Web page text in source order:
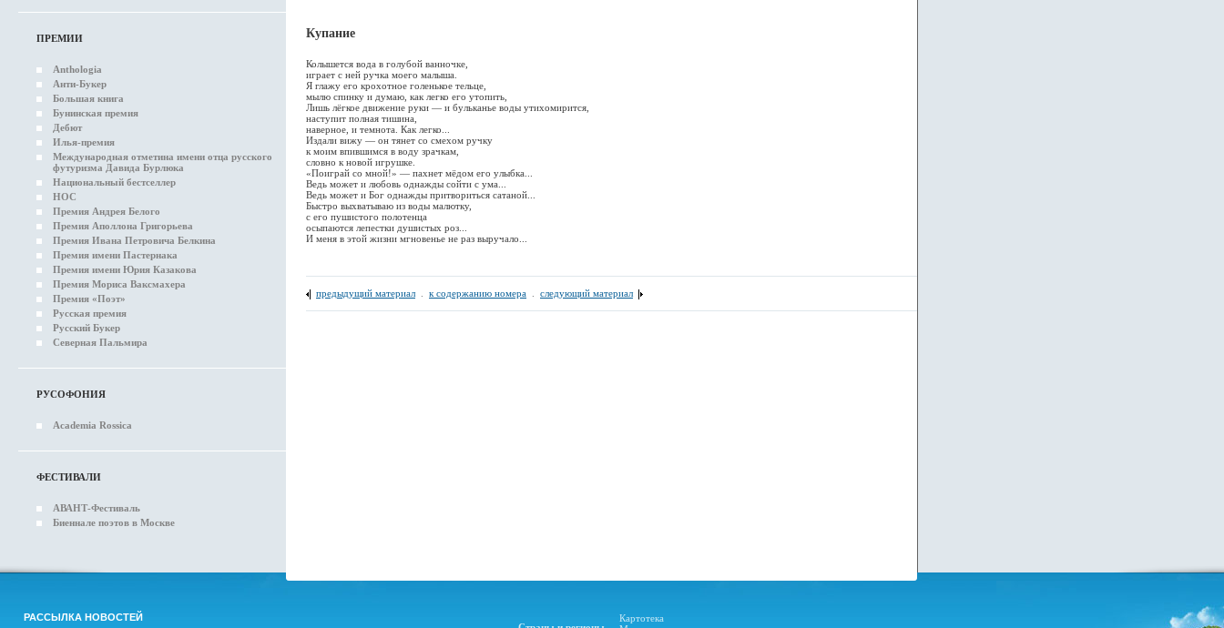
ПРЕМИИ
Anthologia
Анти-Букер
Большая книга
Бунинская премия
Дебют
Илья-премия
Международная отметина имени отца русского
футуризма Давида Бурлюка
Национальный бестселлер
НОС
Премия Андрея Белого
Премия Аполлона Григорьева
Премия Ивана Петровича Белкина
Премия имени Пастернака
Премия имени Юрия Казакова
Премия Мориса Ваксмахера
Премия «Поэт»
Русская премия
Русский Букер
Северная Пальмира
РУСОФОНИЯ
Academia Rossica
ФЕСТИВАЛИ
АВАНТ-Фестиваль
Биеннале поэтов в Москве
Купание
Колышется вода в голубой ванночке,
играет с ней ручка моего малыша.
Я глажу его крохотное голенькое тельце,
мылю спинку и думаю, как легко его утопить,
Лишь лёгкое движение руки — и бульканье воды утихомирится,
наступит полная тишина,
наверное, и темнота. Как легко...
Издали вижу — он тянет со смехом ручку
к моим впившимся в воду зрачкам,
словно к новой игрушке.
«Поиграй со мной!» — пахнет мёдом его улыбка...
Ведь может и любовь однажды сойти с ума...
Ведь может и Бог однажды притвориться сатаной...
Быстро выхватываю из воды малютку,
с его пушистого полотенца
осыпаются лепестки душистых роз...
И меня в этой жизни мгновенье не раз выручало...
предыдущий материал к содержанию номера следующий материал
РАССЫЛКА НОВОСТЕЙ
Картотека